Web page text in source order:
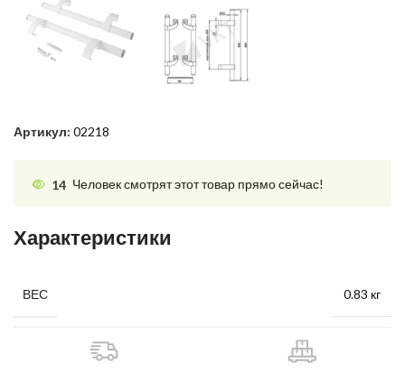
Артикул: 02218
14 Человек смотрят этот товар прямо сейчас!
Характеристики
ВЕС 0.83 кг